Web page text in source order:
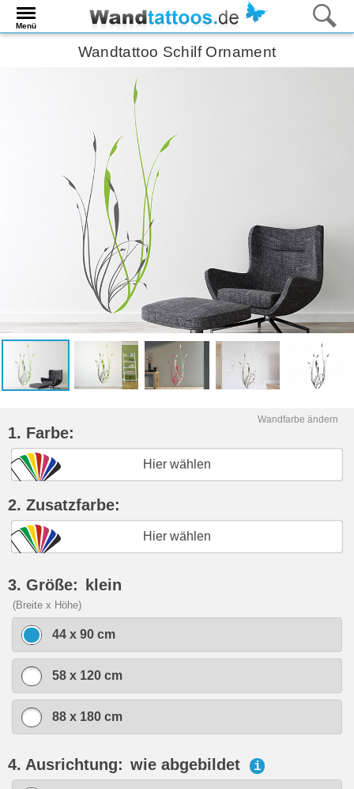
Menü
Wandtattoo Schilf Ornament
Wandfarbe ändern
1. Farbe:
Hier wählen
2. Zusatzfarbe:
Hier wählen
3. Größe: klein
(Breite x Höhe)
44 x 90 cm
58 x 120 cm
88 x 180 cm
4. Ausrichtung: wie abgebildet i